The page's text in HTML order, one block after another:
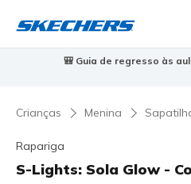
às aulas:COMPRAR AGORA
Crianças Menina
Rapariga
S-Lights: Sola Glow -